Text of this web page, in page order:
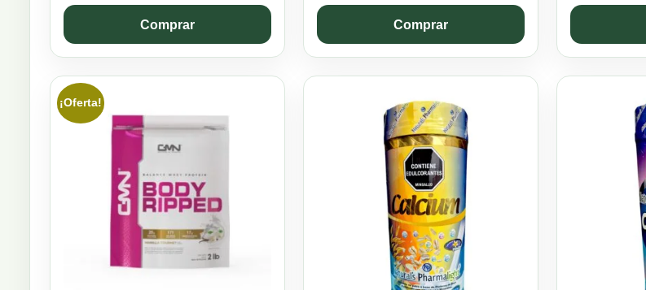
was:
$54.900.
is:
$49.410.
Comprar
was:
$54.900.
is:
$49.410.
Comprar
¡Oferta!